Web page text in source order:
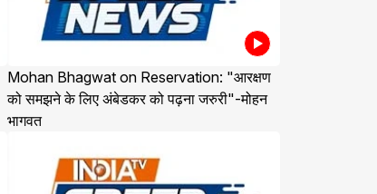
Mohan Bhagwat on Reservation: "आरक्षण
को समझने के लिए अंबेडकर को पढ़ना जरुरी"-मोहन
भागवत